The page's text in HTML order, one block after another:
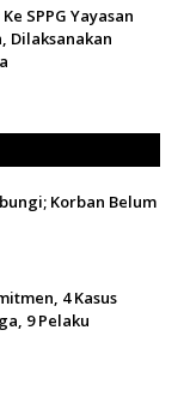
SPPG Yayasan
Dilaksanakan
Korban Belum
4 Kasus
9 Pelaku